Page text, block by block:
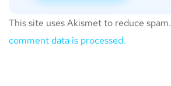
This site uses Akismet to reduce spam.
comment data is processed.